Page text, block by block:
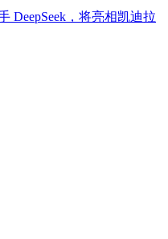
DeepSeek，将亮相凯迪拉